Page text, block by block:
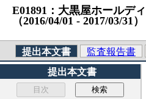
E01891：大黒屋ホールデ
（2016/04/01 ‐ 2017/03/31）
提出本文書 監査報告書
提出本文書